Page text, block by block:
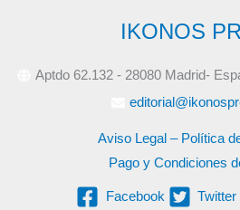
IKONOS
Aptdo 62.132 - 28080 Madrid-
Aviso Legal – Política
Pago y Condiciones
Facebook Twitter